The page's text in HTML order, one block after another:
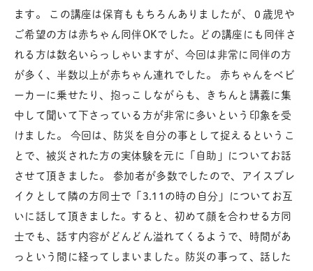
ます。 この講座は保育ももちろんありましたが、０歳児や
ご希望の方は赤ちゃん同伴OKでした。どの講座にも同伴さ
れる方は数名いらっしゃいますが、今回は非常に同伴の方
が多く、半数以上が赤ちゃん連れでした。 赤ちゃんをベビ
ーカーに乗せたり、抱っこしながらも、きちんと講義に集
中して聞いて下さっている方が非常に多いという印象を受
けました。 今回は、防災を自分の事として捉えるというこ
とで、被災された方の実体験を元に「自助」についてお話
させて頂きました。 参加者が多数でしたので、アイスブレ
イクとして隣の方同士で「3.11の時の自分」についてお互
いに話して頂きました。すると、初めて顔を合わせる方同
士でも、話す内容がどんどん溢れてくるようで、時間があ
っという間に経ってしまいました。防災の事って、話した